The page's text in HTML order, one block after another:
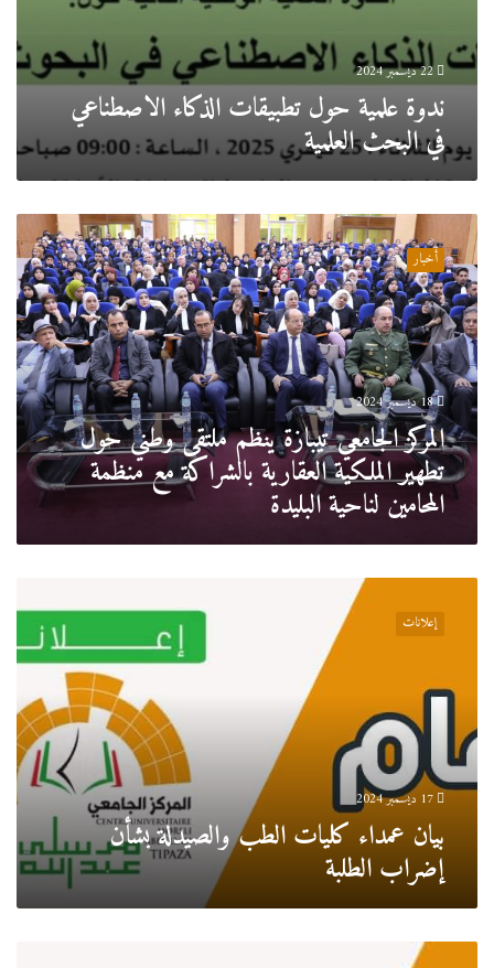
22 ديسمبر 2024
ندوة علمية حول تطبيقات الذكاء الاصطناعي
في البحث العلمية
المركز
الجامعي
تيبازة
ينظم
ملتقى
وطني
حول
تطهير
الملكية
العقارية
بالشراكة
منظمة
لناحية
البليدة
أخبار
18 ديسمبر 2024
المركز الجامعي تيبازة ينظم ملتقى وطني حول
تطهير الملكية العقارية بالشراكة مع منظمة
المحامين لناحية البليدة
بيان
والصيدلة
إضراب
الطلبة
إعلانات
17 ديسمبر 2024
بيان عمداء كليات الطب والصيدلة بشأن
إضراب الطلبة
قائمة